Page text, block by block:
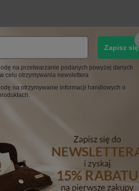
Masz pytania?
pytania i odpowiedzi publikując dla
24 MIESIĄCE
24 miesiące
Zapisz się
na przetwarzanie podanych powyżej danych
celu otrzymywania newslettera
na otrzymywanie informacji handlowych o